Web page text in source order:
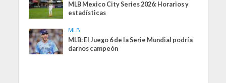
MLB Mexico City Series 2026: Horarios y
estadísticas
MLB
MLB: El Juego 6 de la Serie Mundial podría
darnos campeón